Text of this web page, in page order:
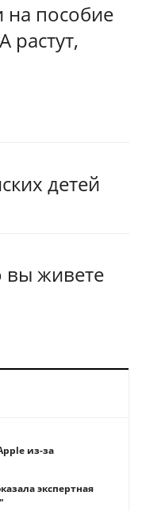
на пособие
растут,
детей
вы живете
из-за
экспертная